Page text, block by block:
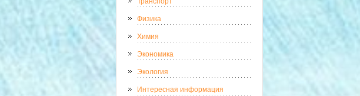
Физика
Химия
Экономика
Экология
Интересная информация